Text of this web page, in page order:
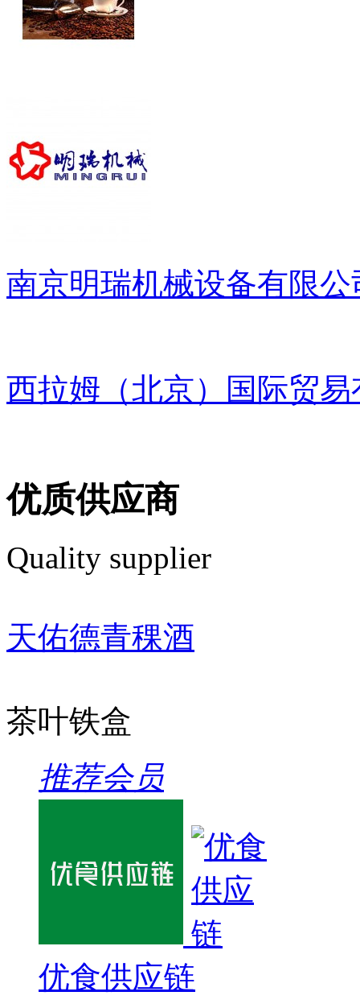
南京明瑞机械设备有限公
西拉姆（北京）国际贸
优质供应商
Quality supplier
天佑德青稞酒
茶叶铁盒
推荐会员
优食供应链